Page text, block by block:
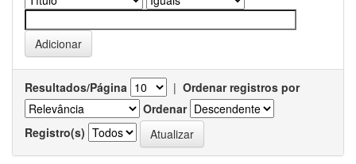
Resultados/Página | Ordenar registros por
Ordenar
Registro(s)